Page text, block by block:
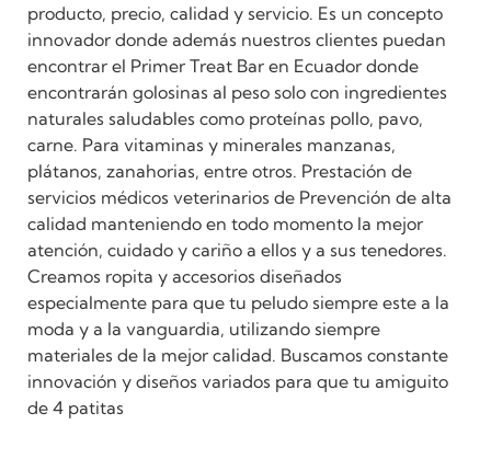
producto, precio, calidad y servicio. Es un concepto
innovador donde además nuestros clientes puedan
encontrar el Primer Treat Bar en Ecuador donde
encontrarán golosinas al peso solo con ingredientes
naturales saludables como proteínas pollo, pavo,
carne. Para vitaminas y minerales manzanas,
plátanos, zanahorias, entre otros. Prestación de
servicios médicos veterinarios de Prevención de alta
calidad manteniendo en todo momento la mejor
atención, cuidado y cariño a ellos y a sus tenedores.
Creamos ropita y accesorios diseñados
especialmente para que tu peludo siempre este a la
moda y a la vanguardia, utilizando siempre
materiales de la mejor calidad. Buscamos constante
innovación y diseños variados para que tu amiguito
de 4 patitas